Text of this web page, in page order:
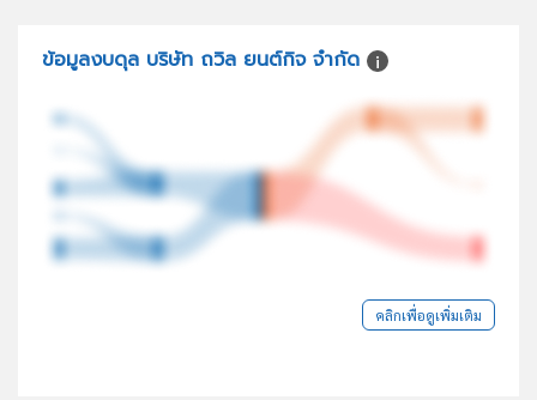
ข้อมูลงบดุล บริษัท ถวิล ยนต์กิจ จำกัด
คลิกเพื่อดูเพิ่มเติม